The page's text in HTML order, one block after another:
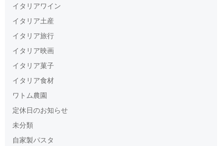
イタリアワイン
イタリア土産
イタリア旅行
イタリア映画
イタリア菓子
イタリア食材
ワトム農園
定休日のお知らせ
未分類
自家製パスタ